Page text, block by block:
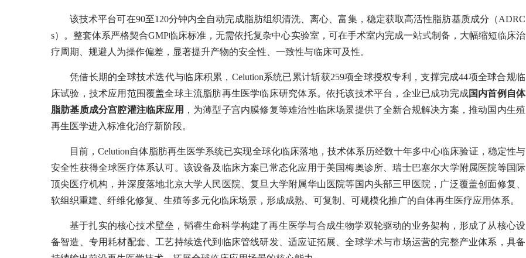
该技术平台可在90至120分钟内全自动完成脂肪组织清洗、离心、富集，稳定获取高活性脂肪基质成分（ADRC
s）。整套体系严格契合GMP临床标准，无需依托复杂中心实验室，可在手术室内完成一站式制备，大幅缩短临床治
疗周期、规避人为操作偏差，显著提升产物的安全性、一致性与临床可及性。
凭借长期的全球技术迭代与临床积累，Celution系统已累计斩获259项全球授权专利，支撑完成44项全球合规临
床试验，技术应用范围覆盖全球主流脂肪再生医学临床研究体系。依托该技术平台，企业已成功完成国内首例自体
脂肪基质成分宫腔灌注临床应用 ，为薄型子宫内膜修复等难治性临床场景提供了全新合规解决方案，推动国内生殖
再生医学进入标准化治疗新阶段。
目前，Celution自体脂肪再生医学系统已实现全球化临床落地，技术体系历经数十年多中心临床验证，稳定性与
安全性获得全球医疗体系认可。该设备及临床方案已常态化应用于美国梅奥诊所、瑞士巴塞尔大学附属医院等国际
顶尖医疗机构，并深度落地北京大学人民医院、复旦大学附属华山医院等国内头部三甲医院，广泛覆盖创面修复、
软组织重建、纤维化修复、生殖等多元化临床场景，形成成熟、可复制、可规模化推广的自体再生医疗应用体系。
基于扎实的核心技术壁垒，韬睿生命科学构建了再生医学与合成生物学双轮驱动的业务架构，形成了从核心设
备智造、专用耗材配套、工艺持续迭代到临床管线研发、适应证拓展、全球学术与市场运营的完整产业体系，具备